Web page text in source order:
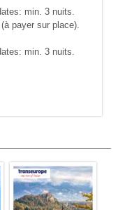
min. 3 nuits.
payer sur place).
min. 3 nuits.